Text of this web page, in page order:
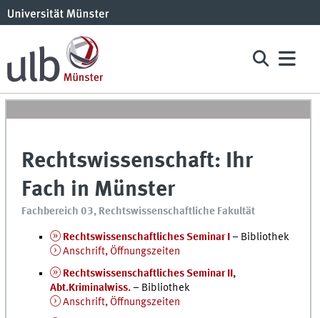
Rechtswissenschaft: Ihr
Fach in Münster
Fachbereich 03, Rechtswissenschaftliche Fakultät
Rechtswissenschaftliches Seminar I– Bibliothek
Anschrift, Öffnungszeiten
Rechtswissenschaftliches Seminar II,
Abt.Kriminalwiss.– Bibliothek
Anschrift, Öffnungszeiten